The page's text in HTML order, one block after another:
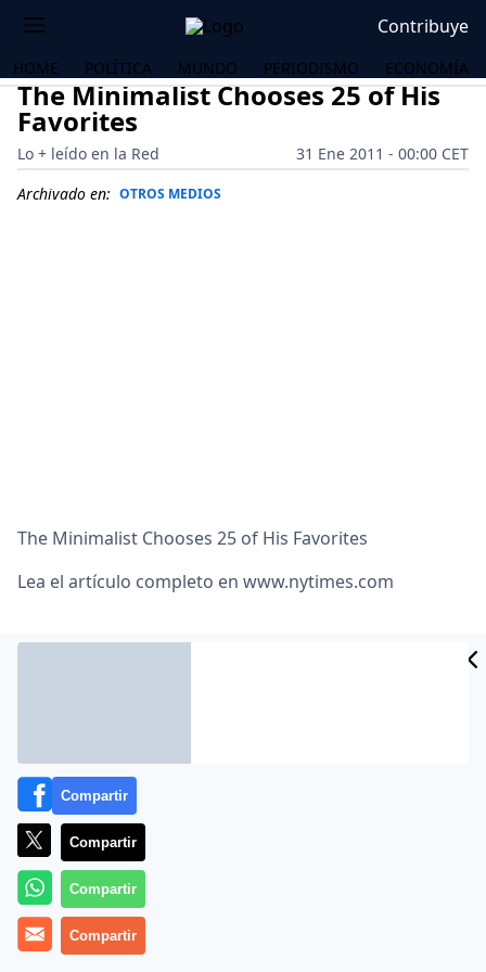
Contribuye
HOME POLÍTICA MUNDO PERIODISMO ECONOMÍA
The Minimalist Chooses 25 of His
Favorites
Lo + leído en la Red
31 Ene 2011 - 00:00 CET
Archivado en: OTROS MEDIOS
The Minimalist Chooses 25 of His Favorites
Lea el artículo completo en www.nytimes.com
MÁS EN OTROS MEDIOS
Compartir
Compartir
Compartir
Compartir